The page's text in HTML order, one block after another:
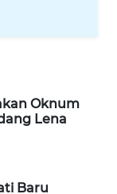
Oknum
Lena
Baru